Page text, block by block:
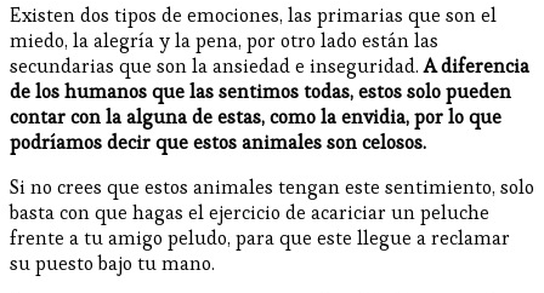
Existen dos tipos de emociones, las primarias que son el
miedo, la alegría y la pena, por otro lado están las
secundarias que son la ansiedad e inseguridad.A diferencia
de los humanos que las sentimos todas, estos solo pueden
contar con la alguna de estas, como la envidia, por lo que
podríamos decir que estos animales son celosos.
Si no crees que estos animales tengan este sentimiento, solo
basta con que hagas el ejercicio de acariciar un peluche
frente a tu amigo peludo, para que este llegue a reclamar
su puesto bajo tu mano.